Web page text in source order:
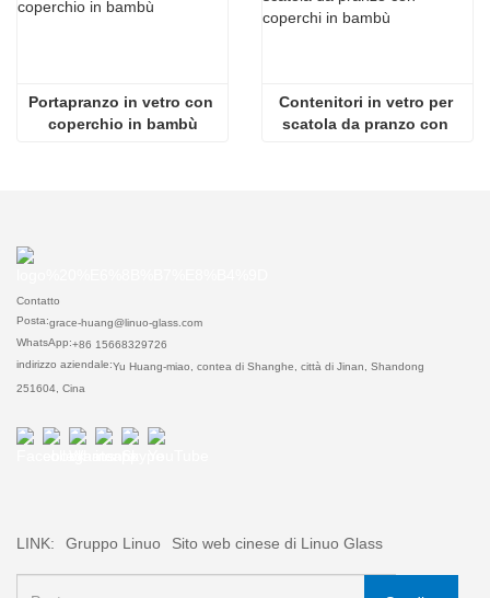
Portapranzo in vetro con
coperchio in bambù
Contenitori in vetro per
scatola da pranzo con
Contatto
Posta:grace-huang@linuo-glass.com
WhatsApp:+86 15668329726
indirizzo aziendale:Yu Huang-miao, contea di Shanghe, città di Jinan, Shandong
251604, Cina
LINK: Gruppo Linuo Sito web cinese di Linuo Glass